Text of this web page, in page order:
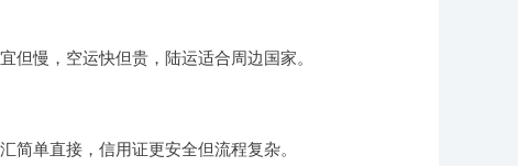
慢，空运快但贵，陆运适合周边国家。
简单直接，信用证更安全但流程复杂。